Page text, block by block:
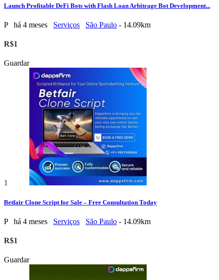
Launch Profitable DeFi Bots with Flash Loan Arbitrage Bot Development...
P há 4 meses Serviços São Paulo - 14.09km
R$1
Guardar
1
Betfair Clone Script for Sale – Free Consultation Today
P há 4 meses Serviços São Paulo - 14.09km
R$1
Guardar